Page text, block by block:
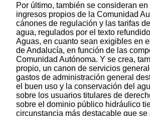
Por último, también se consideran
ingresos propios de la Comunidad
cánones de regulación y las tarifas
agua, regulados por el texto
Aguas, en cuanto sean exigibles en
de Andalucía, en función de las
Comunidad Autónoma. Y se crea,
propio, un canon de servicios
gastos de administración general
el buen uso y la conservación del
sobre los usuarios titulares de
sobre el dominio público hidráulico
circunstancia más destacable que